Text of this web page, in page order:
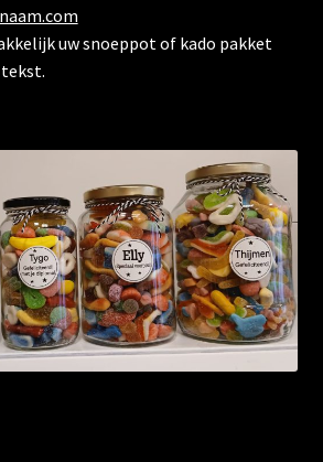
uw snoeppot of kado pakket